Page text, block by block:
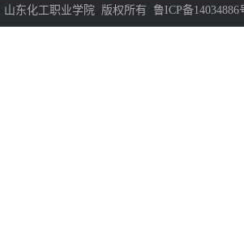
山东化工职业学院 版权所有 鲁ICP备